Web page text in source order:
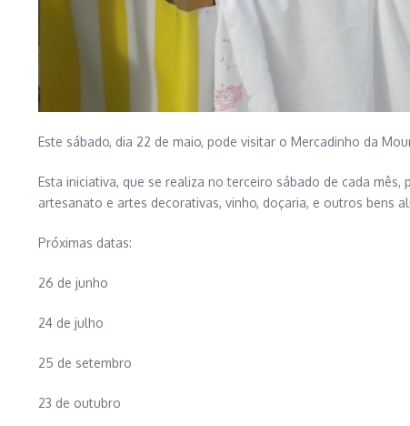
Este sábado, dia 22 de maio, pode visitar o Mercadinho da
Esta iniciativa, que se realiza no terceiro sábado de cada
artesanato e artes decorativas, vinho, doçaria, e outros bens
Próximas datas:
26 de junho
24 de julho
25 de setembro
23 de outubro